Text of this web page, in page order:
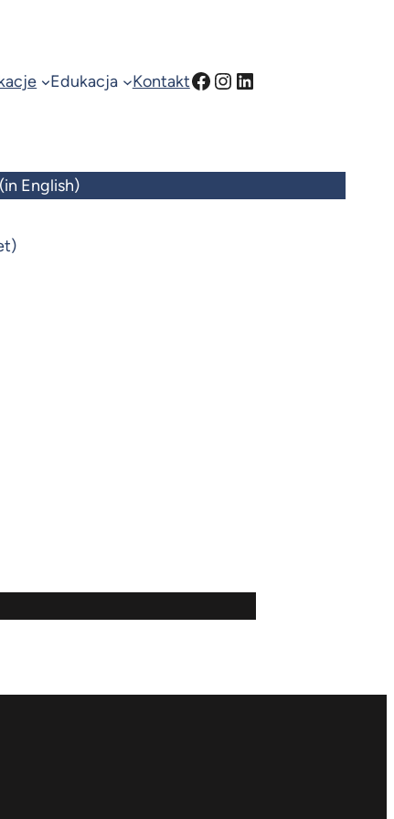
Edukacja KontaktFacebook
Instagram
LinkedIn
English)